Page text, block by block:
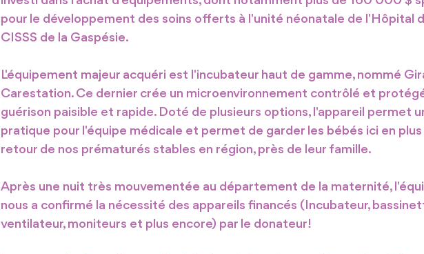
pour le développement des soins offerts à l'unité néonatale de l'Hôpital
CISSS de la Gaspésie.
L'équipement majeur acquéri est l'incubateur haut de gamme, nommé
Carestation. Ce dernier crée un microenvironnement contrôlé et
guérison paisible et rapide. Doté de plusieurs options, l'appareil permet
pratique pour l'équipe médicale et permet de garder les bébés ici en
retour de nos prématurés stables en région, près de leur famille.
Après une nuit très mouvementée au département de la maternité,
nous a confirmé la nécessité des appareils financés (Incubateur,
ventilateur, moniteurs et plus encore) par le donateur!